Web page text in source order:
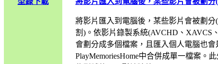
將影片匯入到電腦後，某些影片會被劃
割)。依影片錄製系統(AVCHD、XAVCS
會劃分成多個檔案，且匯入個人電腦也
PlayMemoriesHome中合併成單一檔案。